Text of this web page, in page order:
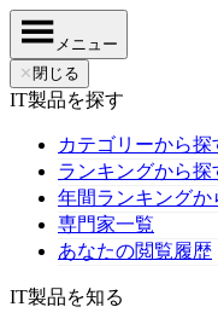
メニュー
✕ 閉じる
IT製品を探す
カテゴリーから探
ランキングから探
年間ランキングか
専門家一覧
あなたの閲覧履歴
IT製品を知る